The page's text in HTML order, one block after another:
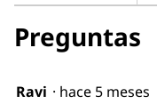
Preguntas
Ravi · hace 5 meses